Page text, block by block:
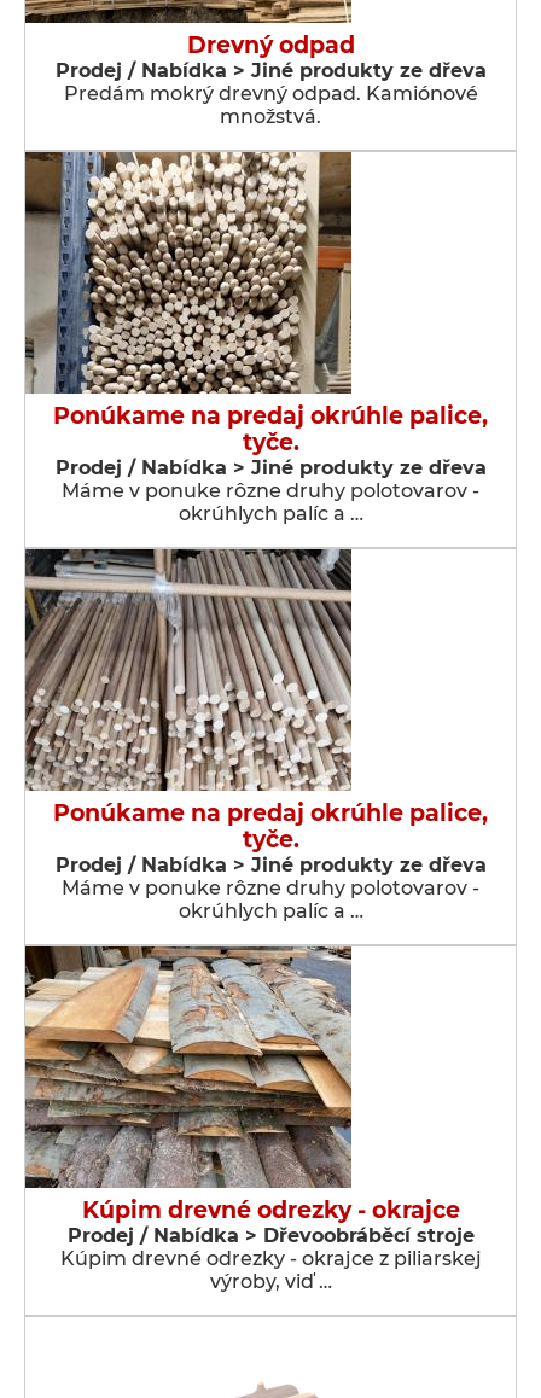
Drevný odpad
Prodej / Nabídka > Jiné produkty ze dřeva
Predám mokrý drevný odpad. Kamiónové
množstvá.
Ponúkame na predaj okrúhle palice,
tyče.
Prodej / Nabídka > Jiné produkty ze dřeva
Máme v ponuke rôzne druhy polotovarov -
okrúhlych palíc a …
Ponúkame na predaj okrúhle palice,
tyče.
Prodej / Nabídka > Jiné produkty ze dřeva
Máme v ponuke rôzne druhy polotovarov -
okrúhlych palíc a …
Kúpim drevné odrezky - okrajce
Prodej / Nabídka > Dřevoobráběcí stroje
Kúpim drevné odrezky - okrajce z piliarskej
výroby, viď …